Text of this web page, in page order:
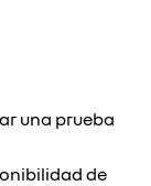
una prueba
de